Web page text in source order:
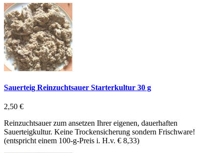
Sauerteig Reinzuchtsauer Starterkultur 30 g
2,50 €
Reinzuchtsauer zum ansetzen Ihrer eigenen, dauerhaften
Sauerteigkultur. Keine Trockensicherung sondern Frischware!
(entspricht einem 100-g-Preis i. H.v. € 8,33)